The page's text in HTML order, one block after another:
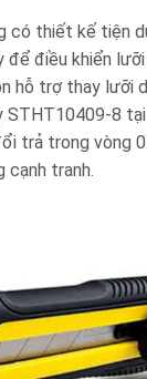
có thiết kế tiện
để điều khiển
hỗ trợ thay lưỡi
STHT10409-8 tại
trả trong vòng
cạnh tranh.